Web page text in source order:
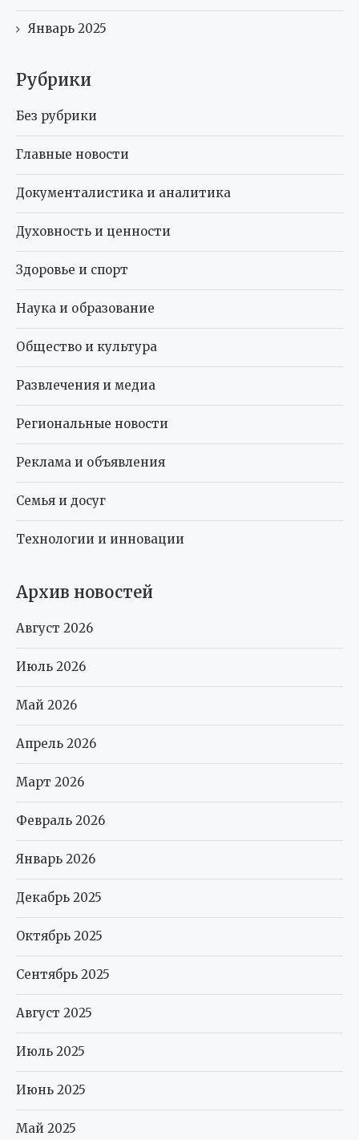
Январь 2025
Рубрики
Без рубрики
Главные новости
Документалистика и аналитика
Духовность и ценности
Здоровье и спорт
Наука и образование
Общество и культура
Развлечения и медиа
Региональные новости
Реклама и объявления
Семья и досуг
Технологии и инновации
Архив новостей
Август 2026
Июль 2026
Май 2026
Апрель 2026
Март 2026
Февраль 2026
Январь 2026
Декабрь 2025
Октябрь 2025
Сентябрь 2025
Август 2025
Июль 2025
Июнь 2025
Май 2025